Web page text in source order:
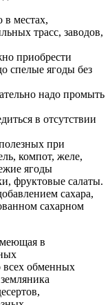
местах,
трасс, заводов,
приобрести
спелые ягоды без
надо промыть
в отсутствии
при
компот, желе,
ягоды
фруктовые салаты.
сахара,
сахарном
в
всех обменных